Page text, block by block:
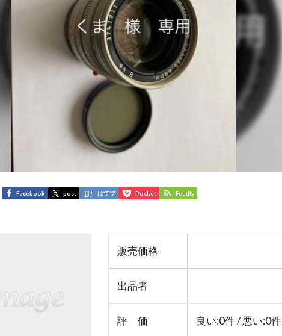
Facebook post はてブ Pocket Feedly
販売価格
出品者
評 価 良い:0件 / 悪い:0件